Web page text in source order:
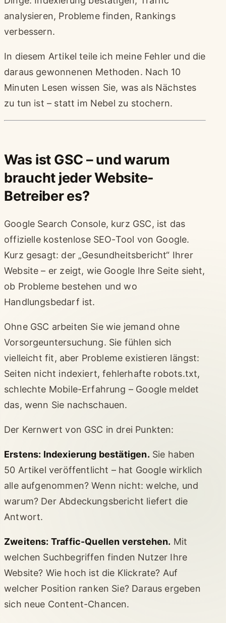
analysieren, Probleme finden, Rankings
verbessern.
In diesem Artikel teile ich meine Fehler und die
daraus gewonnenen Methoden. Nach 10
Minuten Lesen wissen Sie, was als Nächstes
zu tun ist – statt im Nebel zu stochern.
Was ist GSC – und warum
braucht jeder Website-
Betreiber es?
Google Search Console, kurz GSC, ist das
offizielle kostenlose SEO-Tool von Google.
Kurz gesagt: der „Gesundheitsbericht“ Ihrer
Website – er zeigt, wie Google Ihre Seite sieht,
ob Probleme bestehen und wo
Handlungsbedarf ist.
Ohne GSC arbeiten Sie wie jemand ohne
Vorsorgeuntersuchung. Sie fühlen sich
vielleicht fit, aber Probleme existieren längst:
Seiten nicht indexiert, fehlerhafte robots.txt,
schlechte Mobile-Erfahrung – Google meldet
das, wenn Sie nachschauen.
Der Kernwert von GSC in drei Punkten:
Erstens: Indexierung bestätigen. Sie haben
50 Artikel veröffentlicht – hat Google wirklich
alle aufgenommen? Wenn nicht: welche, und
warum? Der Abdeckungsbericht liefert die
Antwort.
Zweitens: Traffic-Quellen verstehen. Mit
welchen Suchbegriffen finden Nutzer Ihre
Website? Wie hoch ist die Klickrate? Auf
welcher Position ranken Sie? Daraus ergeben
sich neue Content-Chancen.